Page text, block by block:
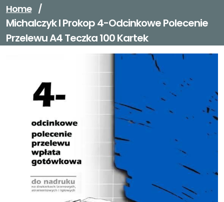
Home /
Michalczyk I Prokop 4-Odcinkowe Polecenie
Przelewu A4 Teczka 100 Kartek